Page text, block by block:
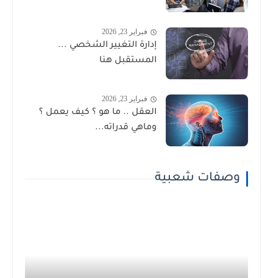
فبراير 23, 2026
إدارة التغيير الشخصي ...
المستقبل هنا
فبراير 23, 2026
العقل .. ما هو ؟ كيف يعمل ؟
وماهي قدراته...
وصفات شعبية